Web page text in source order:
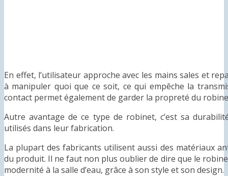
En effet, l’utilisateur approche avec les mains sales et
à manipuler quoi que ce soit, ce qui empêche la
contact permet également de garder la propreté du
Autre avantage de ce type de robinet, c’est sa
utilisés dans leur fabrication.
La plupart des fabricants utilisent aussi des matériaux
du produit. Il ne faut non plus oublier de dire que le
modernité à la salle d’eau, grâce à son style et son design.